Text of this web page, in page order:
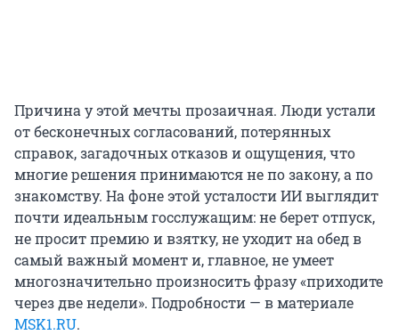
Причина у этой мечты прозаичная. Люди устали
от бесконечных согласований, потерянных
справок, загадочных отказов и ощущения, что
многие решения принимаются не по закону, а по
знакомству. На фоне этой усталости ИИ выглядит
почти идеальным госслужащим: не берет отпуск,
не просит премию и взятку, не уходит на обед в
самый важный момент и, главное, не умеет
многозначительно произносить фразу «приходите
через две недели». Подробности — в материале
MSK1.RU.